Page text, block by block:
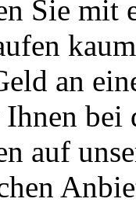
Sie mit
an
bei
auf